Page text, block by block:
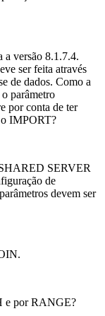
a versão 8.1.7.4.
ser feita através
de dados. Como a
parâmetro
por conta de ter
o IMPORT?
SERVER
de
devem ser
e por RANGE?